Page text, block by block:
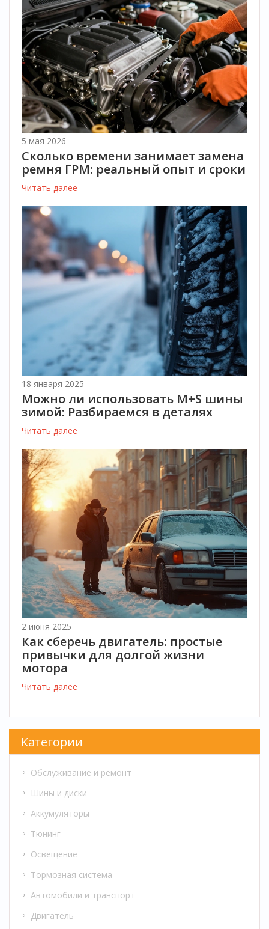
5 мая 2026
Сколько времени занимает замена
ремня ГРМ: реальный опыт и сроки
Читать далее
18 января 2025
Можно ли использовать M+S шины
зимой: Разбираемся в деталях
Читать далее
2 июня 2025
Как сберечь двигатель: простые
привычки для долгой жизни
мотора
Читать далее
Категории
Обслуживание и ремонт
Шины и диски
Аккумуляторы
Тюнинг
Освещение
Тормозная система
Автомобили и транспорт
Двигатель